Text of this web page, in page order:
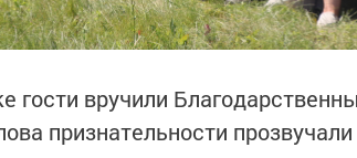
гости вручили
признательности